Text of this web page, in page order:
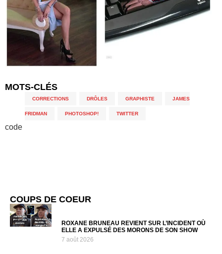
MOTS-CLÉS
CORRECTIONS DRÔLES GRAPHISTE JAMES
FRIDMAN PHOTOSHOP! TWITTER
code
COUPS DE COEUR
ROXANE BRUNEAU REVIENT SUR L’INCIDENT OÙ
ELLE A EXPULSÉ DES MORONS DE SON SHOW
7 août 2026